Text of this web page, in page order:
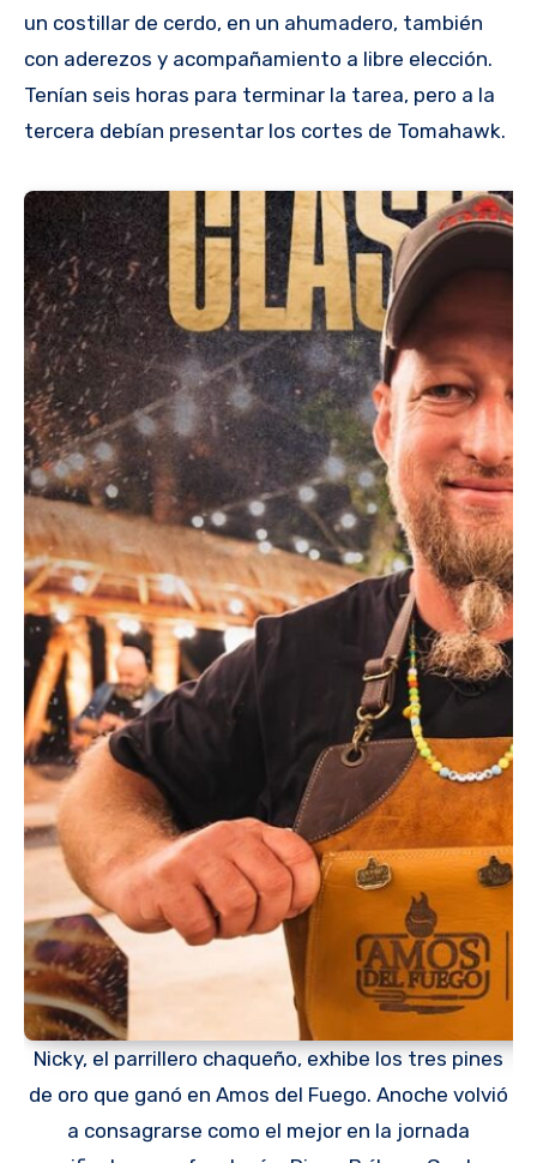
un costillar de cerdo, en un ahumadero, también
con aderezos y acompañamiento a libre elección.
Tenían seis horas para terminar la tarea, pero a la
tercera debían presentar los cortes de Tomahawk.
Nicky, el parrillero chaqueño, exhibe los tres pines
de oro que ganó en Amos del Fuego. Anoche volvió
a consagrarse como el mejor en la jornada